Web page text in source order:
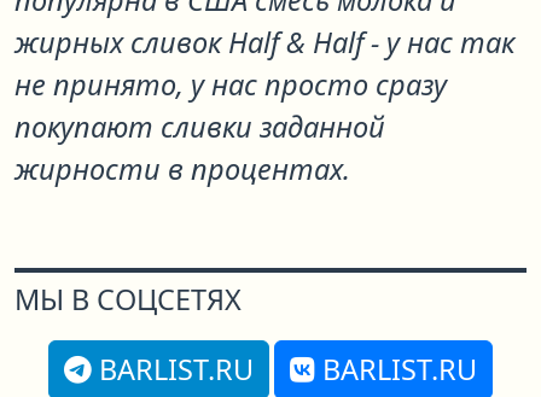
жирных сливок Half & Half - у нас так
не принято, у нас просто сразу
покупают сливки заданной
жирности в процентах.
МЫ В СОЦСЕТЯХ
BARLIST.RU
BARLIST.RU